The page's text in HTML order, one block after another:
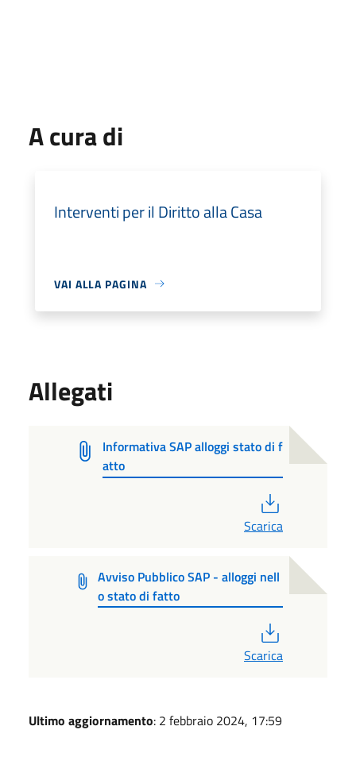
A cura di
Interventi per il Diritto alla Casa
VAI ALLA PAGINA
Allegati
Informativa SAP alloggi stato di f
atto
Scarica
Avviso Pubblico SAP - alloggi nell
o stato di fatto
Scarica
Ultimo aggiornamento: 2 febbraio 2024, 17:59